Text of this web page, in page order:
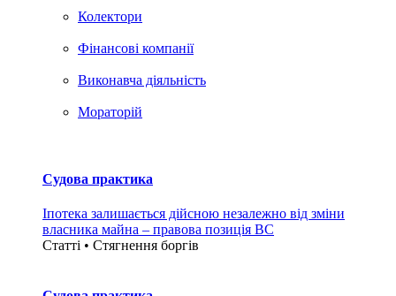
Колектори
Фінансові компанії
Виконавча діяльність
Мораторій
Судова практика
Іпотека залишається дійсною незалежно від зміни
власника майна – правова позиція ВС
Статті • Стягнення боргiв